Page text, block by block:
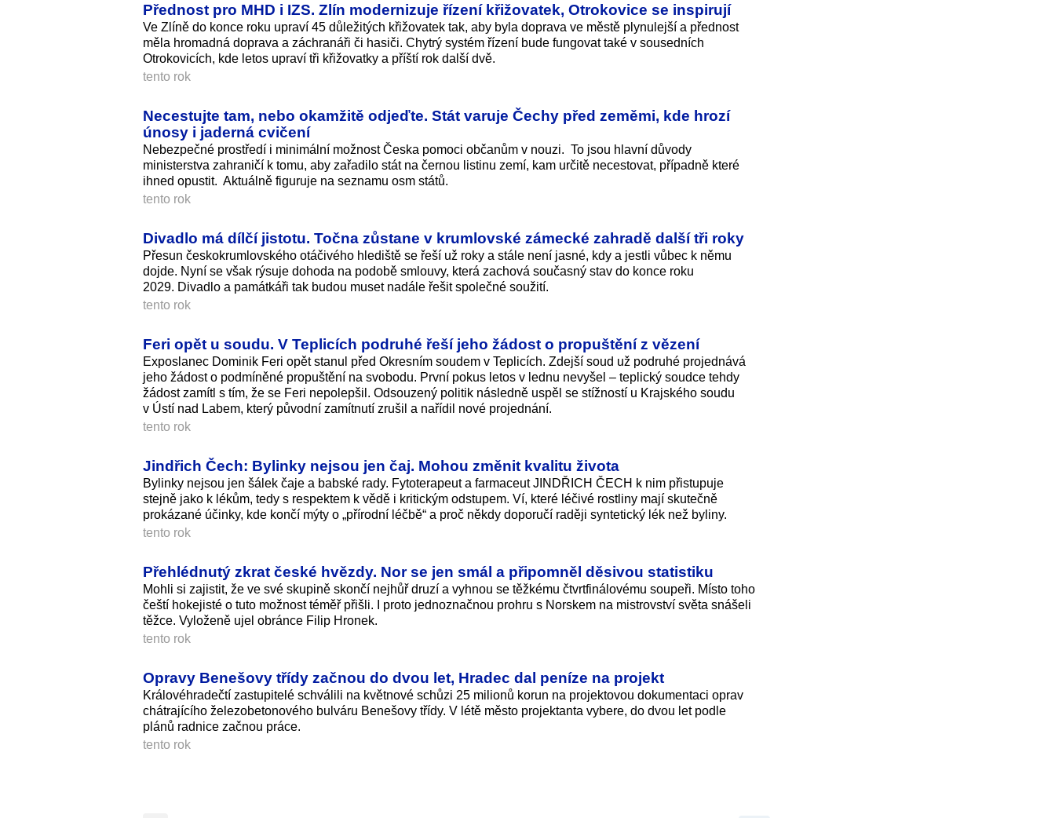
Přednost pro MHD i IZS. Zlín modernizuje řízení křižovatek, Otrokovice se inspirují
Ve Zlíně do konce roku upraví 45 důležitých křižovatek tak, aby byla doprava ve městě plynulejší a přednost
měla hromadná doprava a záchranáři či hasiči. Chytrý systém řízení bude fungovat také v sousedních
Otrokovicích, kde letos upraví tři křižovatky a příští rok další dvě.
tento rok
Necestujte tam, nebo okamžitě odjeďte. Stát varuje Čechy před zeměmi, kde hrozí
únosy i jaderná cvičení
Nebezpečné prostředí i minimální možnost Česka pomoci občanům v nouzi. To jsou hlavní důvody
ministerstva zahraničí k tomu, aby zařadilo stát na černou listinu zemí, kam určitě necestovat, případně které
ihned opustit. Aktuálně figuruje na seznamu osm států.
tento rok
Divadlo má dílčí jistotu. Točna zůstane v krumlovské zámecké zahradě další tři roky
Přesun českokrumlovského otáčivého hlediště se řeší už roky a stále není jasné, kdy a jestli vůbec k němu
dojde. Nyní se však rýsuje dohoda na podobě smlouvy, která zachová současný stav do konce roku
2029. Divadlo a památkáři tak budou muset nadále řešit společné soužití.
tento rok
Feri opět u soudu. V Teplicích podruhé řeší jeho žádost o propuštění z vězení
Exposlanec Dominik Feri opět stanul před Okresním soudem v Teplicích. Zdejší soud už podruhé projednává
jeho žádost o podmíněné propuštění na svobodu. První pokus letos v lednu nevyšel – teplický soudce tehdy
žádost zamítl s tím, že se Feri nepolepšil. Odsouzený politik následně uspěl se stížností u Krajského soudu
v Ústí nad Labem, který původní zamítnutí zrušil a nařídil nové projednání.
tento rok
Jindřich Čech: Bylinky nejsou jen čaj. Mohou změnit kvalitu života
Bylinky nejsou jen šálek čaje a babské rady. Fytoterapeut a farmaceut JINDŘICH ČECH k nim přistupuje
stejně jako k lékům, tedy s respektem k vědě i kritickým odstupem. Ví, které léčivé rostliny mají skutečně
prokázané účinky, kde končí mýty o „přírodní léčbě“ a proč někdy doporučí raději syntetický lék než byliny.
tento rok
Přehlédnutý zkrat české hvězdy. Nor se jen smál a připomněl děsivou statistiku
Mohli si zajistit, že ve své skupině skončí nejhůř druzí a vyhnou se těžkému čtvrtfinálovému soupeři. Místo toho
čeští hokejisté o tuto možnost téměř přišli. I proto jednoznačnou prohru s Norskem na mistrovství světa snášeli
těžce. Vyloženě ujel obránce Filip Hronek.
tento rok
Opravy Benešovy třídy začnou do dvou let, Hradec dal peníze na projekt
Královéhradečtí zastupitelé schválili na květnové schůzi 25 milionů korun na projektovou dokumentaci oprav
chátrajícího železobetonového bulváru Benešovy třídy. V létě město projektanta vybere, do dvou let podle
plánů radnice začnou práce.
tento rok